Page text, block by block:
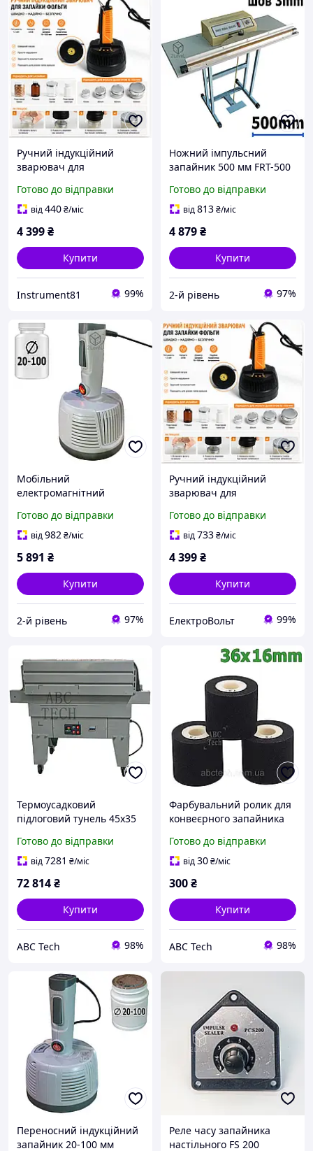
Ручний індукційний
зварювач для
фольги 15 100 мм, 220В,
1.2 кВт
Готово до відправки
від440₴/міс
4 399₴
Купити
Instrument81 99%
Ножний імпульсний
запайник 500 мм FRT-500
пакетів Шов 3 мм
Педальний зварник
Готово до відправки
від813₴/міс
4 879₴
Купити
2-й рівень 97%
Мобільний
електромагнітний
Запайник мембран DGYF-
400A Переносний
Hualian
Готово до відправки
від982₴/міс
5 891 ₴
Купити
2-й рівень 97%
Ручний індукційний
зварювач для
фольги 15 100 мм, 220В,
1.2 кВт
Готово до відправки
від733₴/міс
4 399₴
Купити
ЕлектроВольт 99%
Термоусадковий
підлоговий тунель 45х35
термотоннель BS-4535LA
Термопакувальний
Готово до відправки
від7281 ₴/міс
72 814₴
Купити
ABC Tech 98%
Фарбувальний ролик для
конвеєрного запайника
роликового пайщика
FRBM/FRD різних кольорів
Готово до відправки
від30₴/міс
300₴
Купити
ABC Tech 98%
Переносний індукційний
запайник 20-100 мм
Реле часу запайника
настільного FS 200